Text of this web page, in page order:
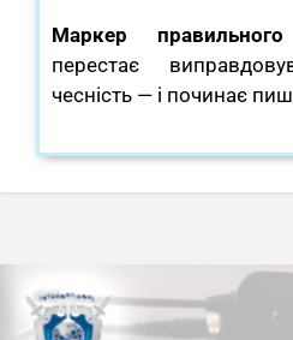
Маркер
перестає
чесність — і починає